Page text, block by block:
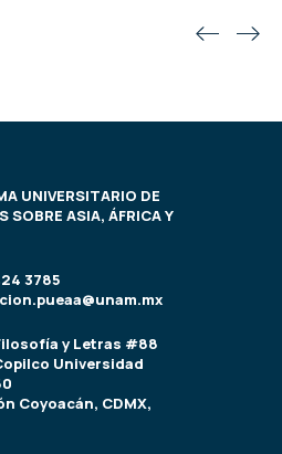
UNIVERSITARIO DE
SOBRE ASIA, ÁFRICA Y
3785
y Letras #88
Universidad
Coyoacán, CDMX,